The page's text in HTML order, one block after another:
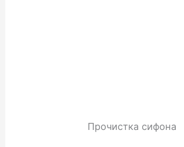
Прочистка сифона